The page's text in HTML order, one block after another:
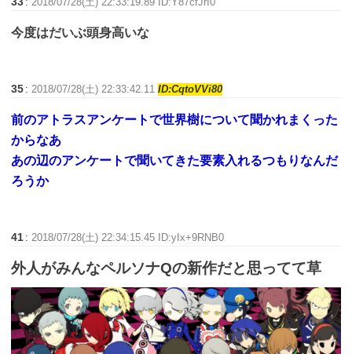
今度はだいぶ頭身高いな
35 : 2018/07/28(土) 22:33:42.11ID:CqtoVVi80
前のアトラスアンケートで世界樹について聞かれまくった
からなあ
あの辺のアンケートで聞いてきた要素入れるつもりなんだ
ろうか
41 : 2018/07/28(土) 22:34:15.45 ID:yIx+9RNB0
外人がみんなペルソナQの新作だと思ってて草